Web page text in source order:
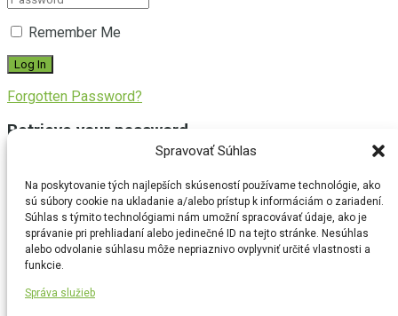
Spravovať Súhlas
Na poskytovanie tých najlepších skúseností používame technológie, ako
sú súbory cookie na ukladanie a/alebo prístup k informáciám o zariadení.
Súhlas s týmito technológiami nám umožní spracovávať údaje, ako je
správanie pri prehliadaní alebo jedinečné ID na tejto stránke. Nesúhlas
alebo odvolanie súhlasu môže nepriaznivo ovplyvniť určité vlastnosti a
funkcie.
Správa služieb
Remember Me
Forgotten Password?
Retrieve your password
password.